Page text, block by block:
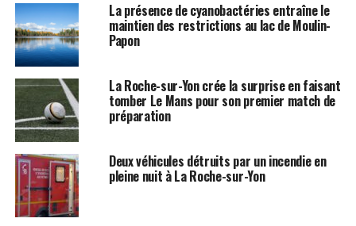
La présence de cyanobactéries entraîne le
maintien des restrictions au lac de Moulin-
Papon
La Roche-sur-Yon crée la surprise en faisant
tomber Le Mans pour son premier match de
préparation
Deux véhicules détruits par un incendie en
pleine nuit à La Roche-sur-Yon